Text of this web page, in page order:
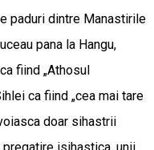
paduri dintre Manastirile
pana la Hangu,
fiind „Athosul
ca fiind „cea mai tare
doar sihastrii